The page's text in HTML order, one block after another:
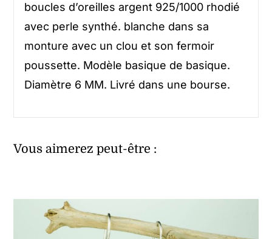
boucles d’oreilles argent 925/1000 rhodié
avec perle synthé. blanche dans sa
monture avec un clou et son fermoir
poussette. Modèle basique de basique.
Diamètre 6 MM. Livré dans une bourse.
Vous aimerez peut-être :